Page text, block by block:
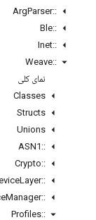
::
ArgParser
::
Ble
::
Inet
::
Weave
نمای کلی
Classes
Structs
Unions
::
ASN1
::
Crypto
::
Layer
::
Manager
::
Profiles